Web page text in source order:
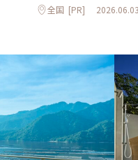
全国 [PR] 2026.06.03